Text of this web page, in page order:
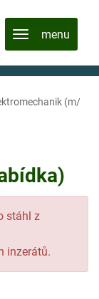
(m/
stáhl z
inzerátů.